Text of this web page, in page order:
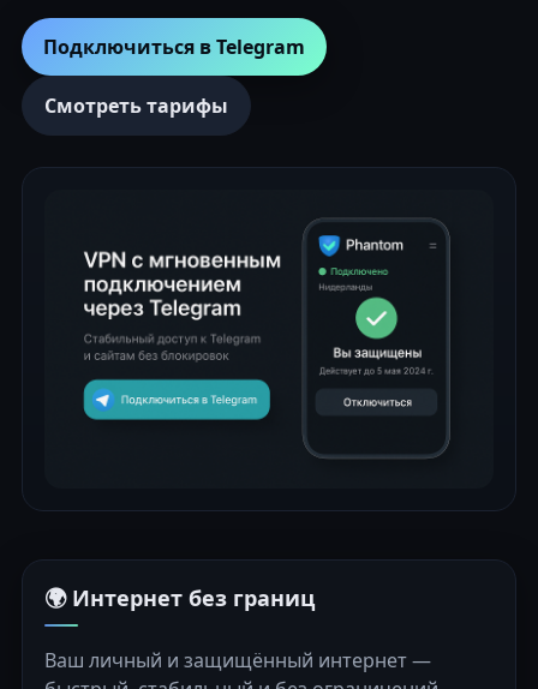
Подключиться в Telegram
Смотреть тарифы
🌍 Интернет без границ
Ваш личный и защищённый интернет —